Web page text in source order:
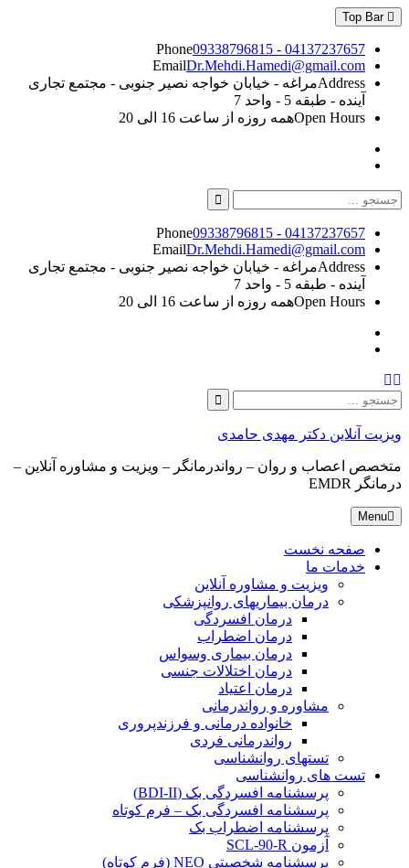
Skip
to
content
Top Bar
Phone09338796815 - 04137237657
EmailDr.Mehdi.Hamedi@gmail.com
Addressمراغه - خیابان خواجه نصیر جنوبی - مجتمع تجاری
آینده - طبقه 5 - واحد 7
Open Hoursهمه روزه از ساعت 16 الی 20
Search
for:
Phone09338796815 - 04137237657
EmailDr.Mehdi.Hamedi@gmail.com
Addressمراغه - خیابان خواجه نصیر جنوبی - مجتمع تجاری
آینده - طبقه 5 - واحد 7
Open Hoursهمه روزه از ساعت 16 الی 20
Search
Search
for:
ویزیت آنلاین دکتر مهدی حامدی
متخصص اعصاب و روان – رواندرمانگر – ویزیت و مشاوره آنلاین –
درمانگر EMDR
Menu
صفحه نخست
خدمات ما
ویزیت و مشاوره آنلاین
درمان بیماریهای روانپزشکی
درمان افسردگی
درمان اضطراب
درمان بیماری وسواس
درمان اختلالات جنسی
درمان اعتیاد
مشاوره و رواندرمانی
خانواده درمانی و فرزندپروری
رواندرمانی فردی
تستهای روانشناسی
تست های روانشناسی
پرسشنامه افسردگی بک (BDI-II)
پرسشنامه افسردگی بک – فرم کوتاه
پرسشنامه اضطراب بک
آزمون SCL-90-R
پرسشنامه شخصیتی NEO (فرم کوتاه)